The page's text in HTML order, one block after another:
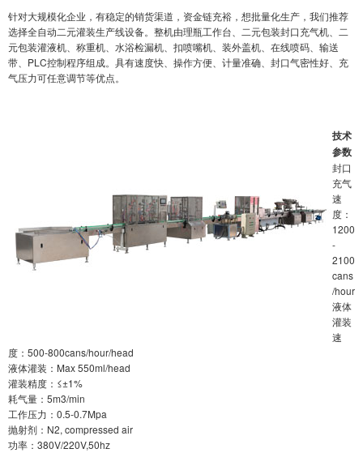
针对大规模化企业，有稳定的销货渠道，资金链充裕，想批量化生产，我们推荐
选择全自动二元灌装生产线设备。整机由理瓶工作台、二元包装封口充气机、二
元包装灌液机、称重机、水浴检漏机、扣喷嘴机、装外盖机、在线喷码、输送
带、PLC控制程序组成。具有速度快、操作方便、计量准确、封口气密性好、充
气压力可任意调节等优点。
技术
参数
封口
充气
速
度：
1200
-
2100
cans
/hour
液体
灌装
速
度：500-800cans/hour/head
液体灌装：Max 550ml/head
灌装精度：≤±1%
耗气量：5m3/min
工作压力：0.5-0.7Mpa
抛射剂：N2, compressed air
功率：380V/220V,50hz